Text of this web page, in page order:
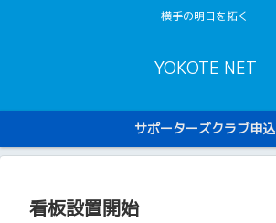
横手の明日を拓く
YOKOTE NET
サポーターズクラブ申込
看板設置開始